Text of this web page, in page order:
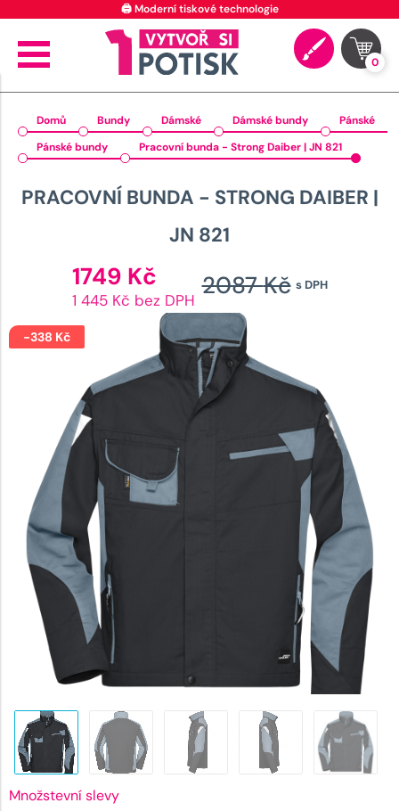
0
Domů Bundy Dámské Dámské bundy
Pánské
Pánské bundy
Pracovní bunda - Strong Daiber | JN 821
PRACOVNÍ BUNDA - STRONG DAIBER |
JN 821
s DPH
2087Kč
2087
1749 Kč cena
je:
1749 Kč.
1 445 Kč bez DPH
-338 Kč
Množstevní slevy